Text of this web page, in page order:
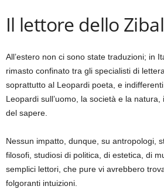
Il lettore dello
All’estero non ci sono state traduzioni; in
rimasto confinato tra gli specialisti di
soprattutto al Leopardi poeta, e
Leopardi sull’uomo, la società e la
del sapere.
Nessun impatto, dunque, su antropologi,
filosofi, studiosi di politica, di estetica, di
semplici lettori, che pure vi avrebbero
folgoranti intuizioni.